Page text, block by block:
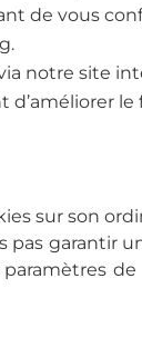
de vous
notre site
sur son
pas garantir